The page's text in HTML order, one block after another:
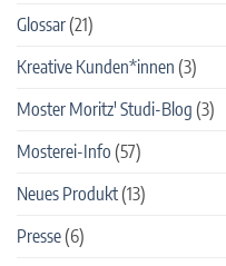
Glossar(21)
Kreative Kunden*innen (3)
Moster Moritz' Studi-Blog (3)
Mosterei-Info (57)
Neues Produkt(13)
Presse(6)